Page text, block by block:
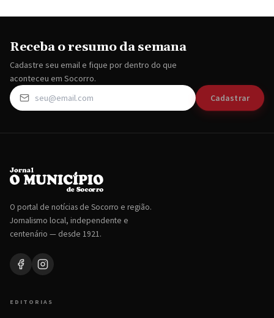
Receba o resumo da semana
Cadastre seu email e fique por dentro do que
aconteceu em Socorro.
Cadastrar
O portal de notícias de Socorro e região.
Jornalismo local, independente e
centenário — desde 1921.
EDITORIAS